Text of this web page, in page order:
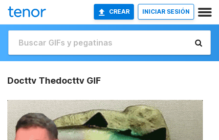
CREAR INICIAR SESIÓN
Docttv Thedocttv GIF